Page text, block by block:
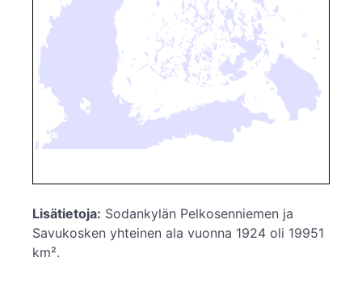
Lisätietoja: Sodankylän Pelkosenniemen ja
Savukosken yhteinen ala vuonna 1924 oli 19951
km².